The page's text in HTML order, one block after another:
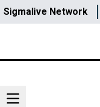
Sigmalive Network